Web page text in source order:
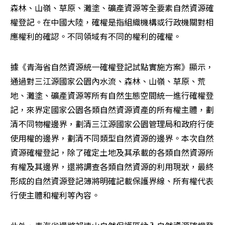
森林、山嶺、草原、灘塗、礦產資源等全要素自然資源確
權登記。在中國大陸，確權是指組織機構或行政機關對相
應權利的確認。不同領域有不同的權利的確權。
據《青海省自然資源統一確權登記試點實施方案》顯示，
通過對三江源國家公園內水流、森林、山嶺、草原、荒
地、灘塗、礦產資源等所有自然生態空間統一進行確權登
記，來界定國家公園各類自然資源資產的所有權主體，劃
清不同物權邊界，劃清三江源國家公園管理局和政府行使
使用權的邊界，劃清不同類型自然資源的邊界。本次自然
資源確權登記，除了確定土地及其承載的各類自然資源所
有權及其邊界，還將調查各類自然資源的利用現狀，最終
形成的自然資源登記簿將明確記載保護界線、所有權代表
行使主體和權利等內容。